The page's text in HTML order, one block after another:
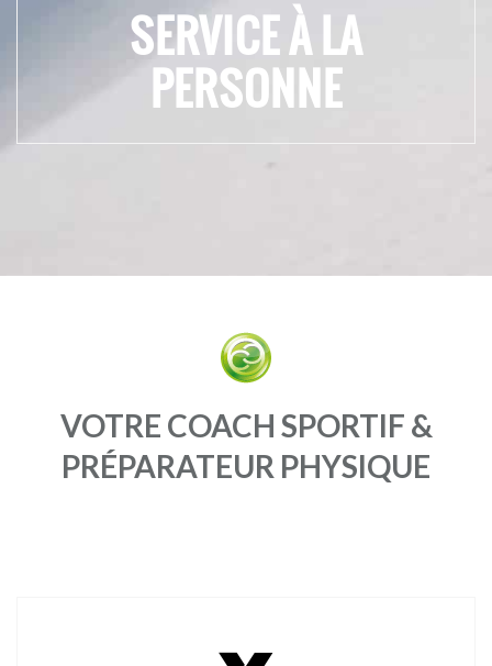
SERVICE À LA
PERSONNE
VOTRE COACH SPORTIF &
PRÉPARATEUR PHYSIQUE